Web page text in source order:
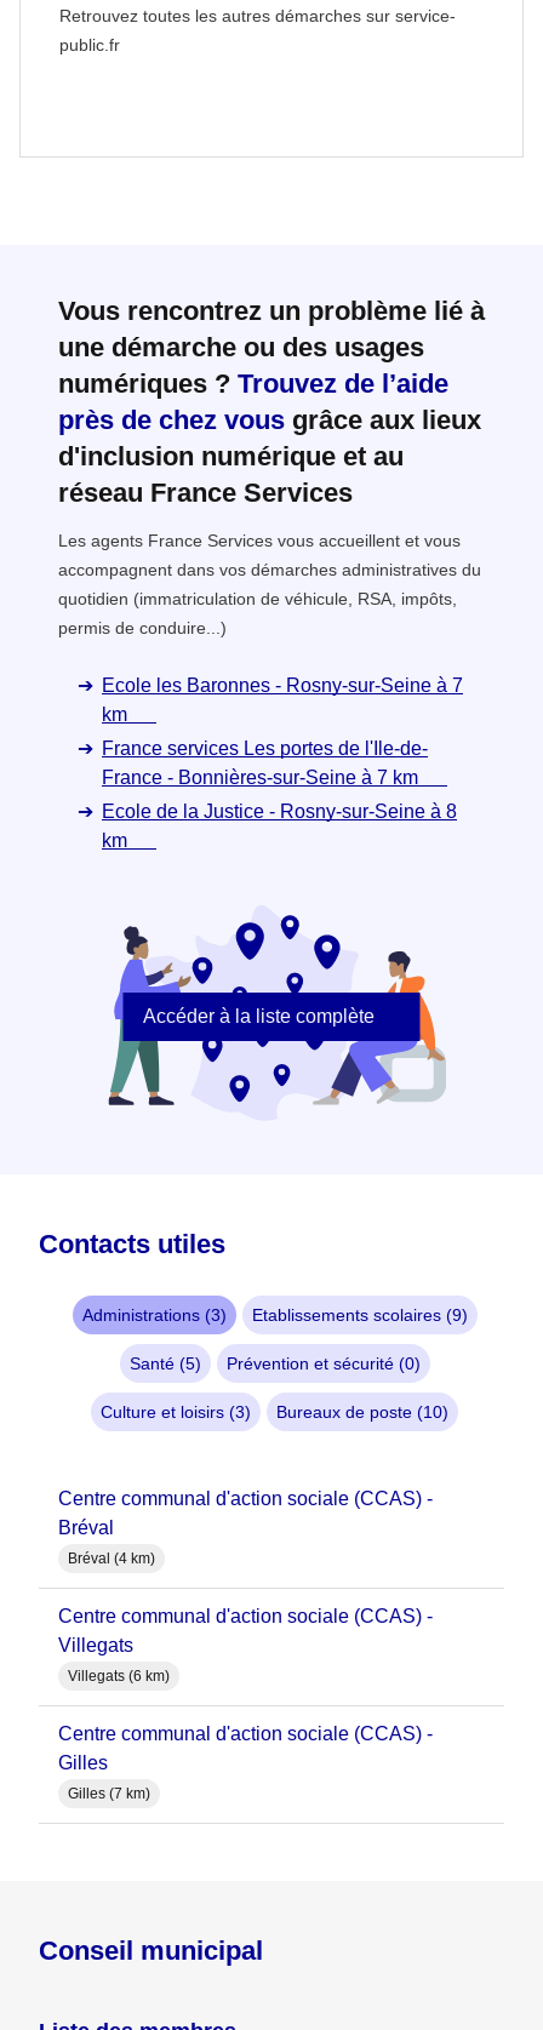
Retrouvez toutes les autres démarches sur service-
public.fr
Vous rencontrez un problème lié à
une démarche ou des usages
numériques ? Trouvez de l’aide
près de chez vous grâce aux lieux
d'inclusion numérique et au
réseau France Services
Les agents France Services vous accueillent et vous
accompagnent dans vos démarches administratives du
quotidien (immatriculation de véhicule, RSA, impôts,
permis de conduire...)
Ecole les Baronnes - Rosny-sur-Seine à 7
km
France services Les portes de l'Ile-de-
France - Bonnières-sur-Seine à 7 km
Ecole de la Justice - Rosny-sur-Seine à 8
km
Accéder à la liste complète
Contacts utiles
Administrations (3) Etablissements scolaires (9)
Santé (5) Prévention et sécurité (0)
Culture et loisirs (3) Bureaux de poste (10)
Centre communal d'action sociale (CCAS) -
Bréval
Bréval (4 km)
Centre communal d'action sociale (CCAS) -
Villegats
Villegats (6 km)
Centre communal d'action sociale (CCAS) -
Gilles
Gilles (7 km)
Conseil municipal